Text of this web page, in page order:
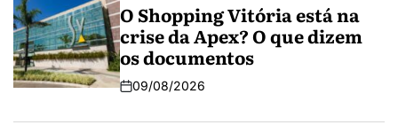
O Shopping Vitória está na
crise da Apex? O que dizem
os documentos
09/08/2026